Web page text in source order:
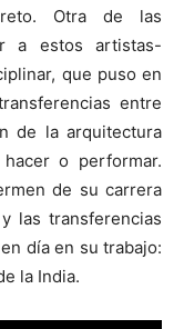
Otra de las
a estos artistas-
que puso en
entre
de la arquitectura
o performar.
de su carrera
las transferencias
día en su trabajo:
la India.